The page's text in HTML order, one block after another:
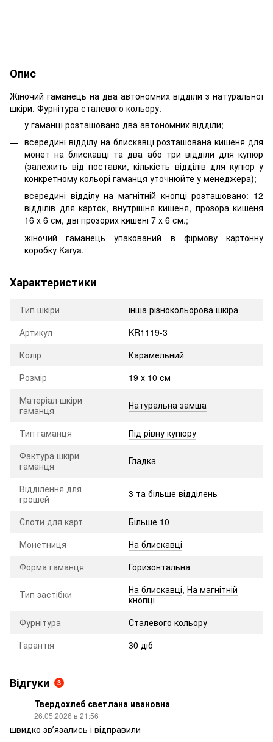
Опис
Жіночий гаманець на два автономних відділи з натуральної
шкіри. Фурнітура сталевого кольору.
у гаманці розташовано два автономних відділи;
всередині відділу на блискавці розташована кишеня для
монет на блискавці та два або три відділи для купюр
(залежить від поставки, кількість відділів для купюр у
конкретному кольорі гаманця уточнюйте у менеджера);
всередині відділу на магнітній кнопці розташовано: 12
відділів для карток, внутрішня кишеня, прозора кишеня
16 х 6 см, дві прозорих кишені 7 х 6 см.;
жіночий гаманець упакований в фірмову картонну
коробку Karya.
Характеристики
Тип шкіри
інша різнокольорова шкіра
Артикул
KR1119-3
Колір
Карамельний
Розмір
19 х 10 см
Матеріал шкіри
гаманця
Натуральна замша
Тип гаманця
Під рівну купюру
Фактура шкіри
гаманця
Гладка
Відділення для
грошей
3 та більше відділень
Слоти для карт
Більше 10
Монетниця
На блискавці
Форма гаманця
Горизонтальна
Тип застібки На блискавці, На магнітній
кнопці
Фурнітура
Сталевого кольору
Гарантія
30 діб
Відгуки 3
Твердохлеб светлана ивановна
26.05.2026 в 21:56
швидко звʼязались і відправили